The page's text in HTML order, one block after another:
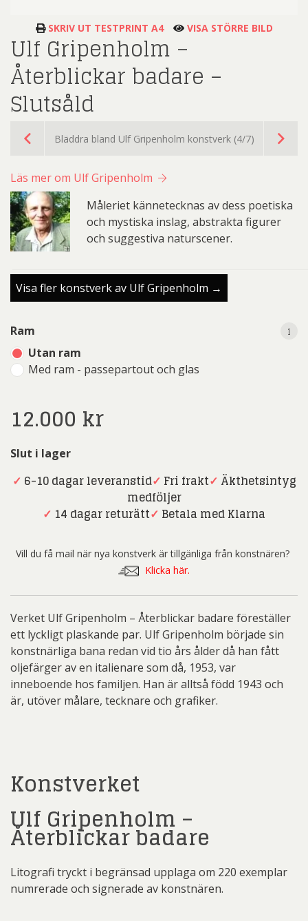
SKRIV UT TESTPRINT A4 VISA STÖRRE BILD
Ulf Gripenholm –
Återblickar badare –
Slutsåld
Bläddra bland Ulf Gripenholm konstverk (4/7)
Läs mer om Ulf Gripenholm
Måleriet kännetecknas av dess poetiska
och mystiska inslag, abstrakta figurer
och suggestiva naturscener.
Visa fler konstverk av Ulf Gripenholm →
Ram
Utan ram
Med ram - passepartout och glas
i
12.000 kr
Slut i lager
✓ 6-10 dagar leveranstid✓ Fri frakt✓ Äkthetsintyg
medföljer
✓ 14 dagar returätt✓ Betala med Klarna
Vill du få mail när nya konstverk är tillgänliga från konstnären?
Klicka här.
Verket Ulf Gripenholm – Återblickar badare föreställer
ett lyckligt plaskande par. Ulf Gripenholm började sin
konstnärliga bana redan vid tio års ålder då han fått
oljefärger av en italienare som då, 1953, var
inneboende hos familjen. Han är alltså född 1943 och
är, utöver målare, tecknare och grafiker.
Konstverket
Ulf Gripenholm –
Återblickar badare
Litografi tryckt i begränsad upplaga om 220 exemplar
numrerade och signerade av konstnären.